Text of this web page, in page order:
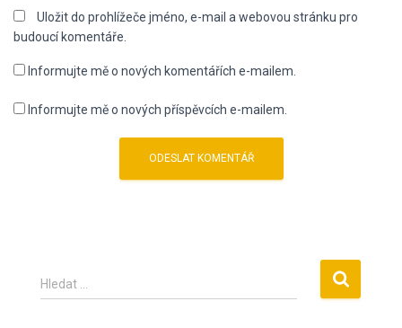
Uložit do prohlížeče jméno, e-mail a webovou stránku pro
budoucí komentáře.
Informujte mě o nových komentářích e-mailem.
Informujte mě o nových příspěvcích e-mailem.
V
y
Hledat …